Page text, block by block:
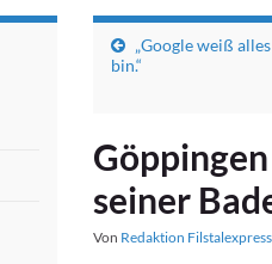
„Google weiß
bin.“
seiner
Von Redaktion Filstalexpress